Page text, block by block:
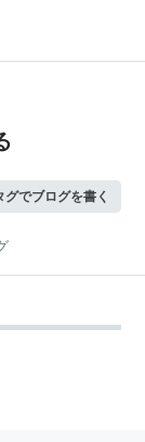
グでブログを書く